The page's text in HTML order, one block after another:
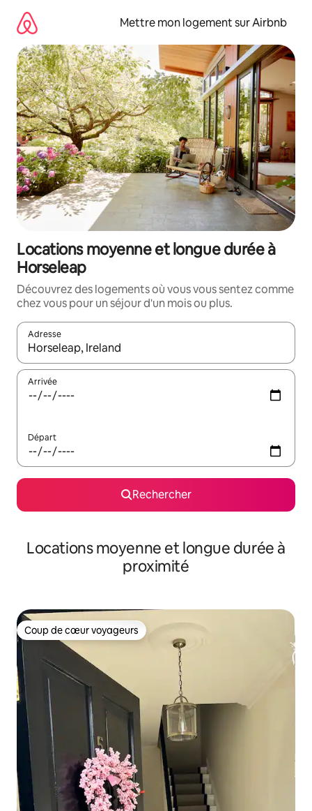
directement
contenu
Mettre mon logement sur Airbnb
Locations moyenne et longue durée à
Horseleap
Découvrez des logements où vous vous sentez comme
chez vous pour un séjour d'un mois ou plus.
Adresse
Lorsque les résultats s'affichent, utilisez les flèches vers le
Arrivée
Départ
Rechercher
Locations moyenne et longue durée à
proximité
Coup de cœur voyageurs
Coup de cœur voyageurs